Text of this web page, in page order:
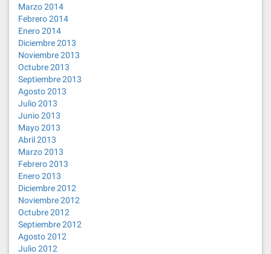
Marzo 2014
Febrero 2014
Enero 2014
Diciembre 2013
Noviembre 2013
Octubre 2013
Septiembre 2013
Agosto 2013
Julio 2013
Junio 2013
Mayo 2013
Abril 2013
Marzo 2013
Febrero 2013
Enero 2013
Diciembre 2012
Noviembre 2012
Octubre 2012
Septiembre 2012
Agosto 2012
Julio 2012